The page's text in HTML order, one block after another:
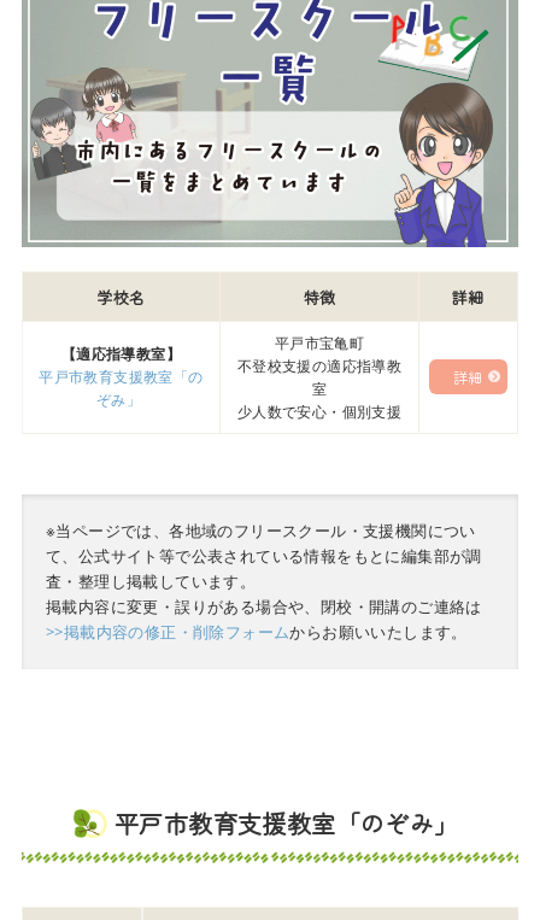
学校名 特徴 詳細
【適応指導教室】
平戸市教育支援教室「の
ぞみ」
平戸市宝亀町
不登校支援の適応指導教
室
少人数で安心・個別支援
詳細
※当ページでは、各地域のフリースクール・支援機関につい
て、公式サイト等で公表されている情報をもとに編集部が調
査・整理し掲載しています。
掲載内容に変更・誤りがある場合や、閉校・開講のご連絡は
>>掲載内容の修正・削除フォームからお願いいたします。
平戸市教育支援教室「のぞみ」